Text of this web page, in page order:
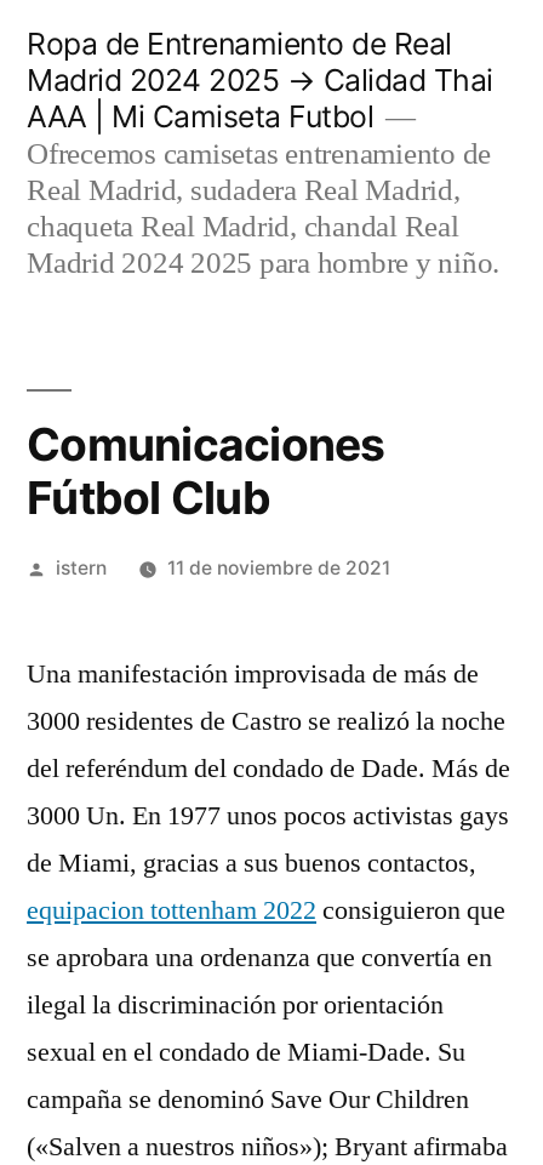
contenido
Ropa de Entrenamiento de Real
Madrid 2024 2025 → Calidad Thai
AAA | Mi Camiseta Futbol
Ofrecemos camisetas entrenamiento de
Real Madrid, sudadera Real Madrid,
chaqueta Real Madrid, chandal Real
Madrid 2024 2025 para hombre y niño.
Comunicaciones
Fútbol Club
Publicado
istern 11 de noviembre de 2021
Una manifestación improvisada de más de
3000 residentes de Castro se realizó la noche
del referéndum del condado de Dade. Más de
3000 Un. En 1977 unos pocos activistas gays
de Miami, gracias a sus buenos contactos,
equipacion tottenham 2022 consiguieron que
se aprobara una ordenanza que convertía en
ilegal la discriminación por orientación
sexual en el condado de Miami-Dade. Su
campaña se denominó Save Our Children
(«Salven a nuestros niños»); Bryant afirmaba